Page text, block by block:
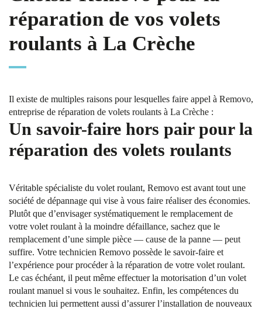
réparation de vos volets
roulants à La Crèche
Il existe de multiples raisons pour lesquelles faire appel à Removo,
entreprise de réparation de volets roulants à La Crèche :
Un savoir-faire hors pair pour la
réparation des volets roulants
Véritable spécialiste du volet roulant, Removo est avant tout une
société de dépannage qui vise à vous faire réaliser des économies.
Plutôt que d’envisager systématiquement le remplacement de
votre volet roulant à la moindre défaillance, sachez que le
remplacement d’une simple pièce — cause de la panne — peut
suffire. Votre technicien Removo possède le savoir-faire et
l’expérience pour procéder à la réparation de votre volet roulant.
Le cas échéant, il peut même effectuer la motorisation d’un volet
roulant manuel si vous le souhaitez. Enfin, les compétences du
technicien lui permettent aussi d’assurer l’installation de nouveaux